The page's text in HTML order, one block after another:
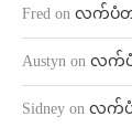
Fred on လက်ပံတ
Austyn on လက်ပံ
Sidney on လက်ပံ